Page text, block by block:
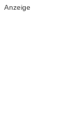
Anzeige